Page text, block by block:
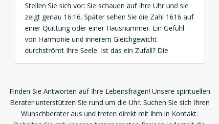
Stellen Sie sich vor: Sie schauen auf Ihre Uhr und sie
zeigt genau 16:16. Später sehen Sie die Zahl 1616 auf
einer Quittung oder einer Hausnummer. Ein Gefühl
von Harmonie und innerem Gleichgewicht
durchströmt Ihre Seele. Ist das ein Zufall? Die
Bedeutung der Engelszahl 1616 ist eine kraftvolle
Finden Sie Antworten auf Ihre Lebensfragen! Unsere spirituellen
Berater unterstützen Sie rund um die Uhr. Suchen Sie sich Ihren
Wunschberater aus und treten direkt mit ihm in Kontakt.